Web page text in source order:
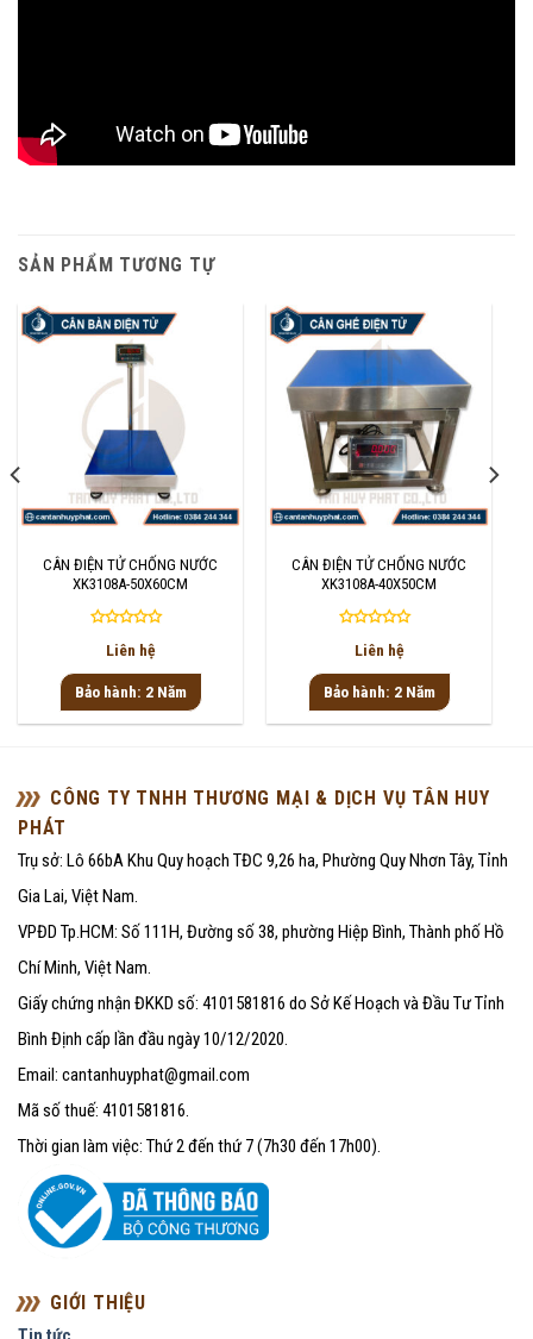
SẢN PHẨM TƯƠNG TỰ
CÂN ĐIỆN TỬ CHỐNG NƯỚC
XK3108A-50X60CM
Được
hạng
0
5
Liên hệ
Bảo hành: 2 Năm
CÂN ĐIỆN TỬ CHỐNG NƯỚC
XK3108A-40X50CM
Được
hạng
0
5
Liên hệ
Bảo hành: 2 Năm
CÔNG TY TNHH THƯƠNG MẠI & DỊCH VỤ TÂN HUY
PHÁT
Trụ sở: Lô 66bA Khu Quy hoạch TĐC 9,26 ha, Phường Quy Nhơn Tây, Tỉnh
Gia Lai, Việt Nam.
VPĐD Tp.HCM: Số 111H, Đường số 38, phường Hiệp Bình, Thành phố Hồ
Chí Minh, Việt Nam.
Giấy chứng nhận ĐKKD số: 4101581816 do Sở Kế Hoạch và Đầu Tư Tỉnh
Bình Định cấp lần đầu ngày 10/12/2020.
Email: cantanhuyphat@gmail.com
Mã số thuế: 4101581816.
Thời gian làm việc: Thứ 2 đến thứ 7 (7h30 đến 17h00).
GIỚI THIỆU